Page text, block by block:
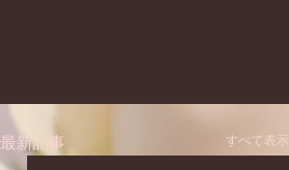
最新記事 すべて表示